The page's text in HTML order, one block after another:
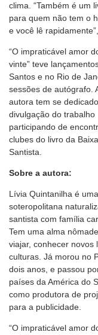
clima. “Também é um
para quem não tem o
e você lê
“O impraticável amor
vinte” teve
Santos e no Rio de
sessões de autógrafo.
autora tem se
divulgação do trabalho
participando de
clubes do livro da
Santista.
Sobre a autora:
Lívia Quintanilha é uma
soteropolitana
santista com família
Tem uma alma
viajar, conhecer novos
culturas. Já morou no
dois anos, e passou
países da América do
como produtora de
para a publicidade.
“O impraticável amor